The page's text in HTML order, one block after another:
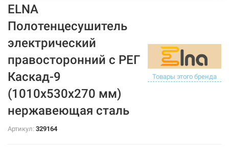
ELNA
Полотенцесушитель
электрический
правосторонний с РЕГ
Каскад-9
(1010х530х270 мм)
нержавеющая сталь
Товары этого бренда
Артикул: 329164